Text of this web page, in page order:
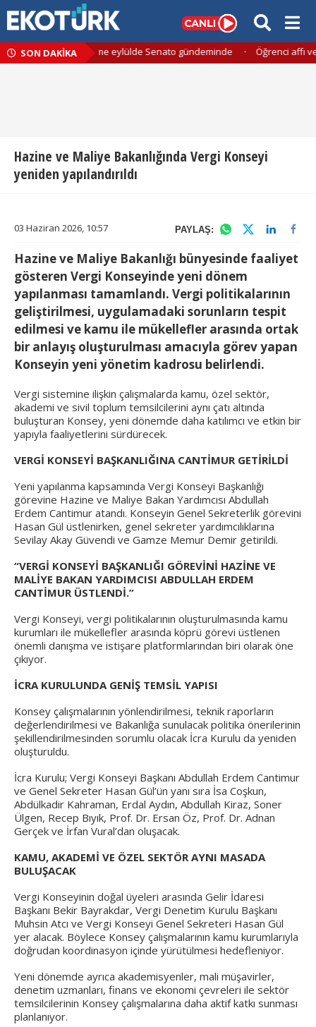
SON DAKİKA
kapsamlı düzenleme eylülde Senato gündeminde· Öğrenci affı
Hazine ve Maliye Bakanlığında Vergi Konseyi
yeniden yapılandırıldı
03 Haziran 2026, 10:57 PAYLAŞ:
Hazine ve Maliye Bakanlığı bünyesinde faaliyet
gösteren Vergi Konseyinde yeni dönem
yapılanması tamamlandı. Vergi politikalarının
geliştirilmesi, uygulamadaki sorunların tespit
edilmesi ve kamu ile mükellefler arasında ortak
bir anlayış oluşturulması amacıyla görev yapan
Konseyin yeni yönetim kadrosu belirlendi.
Vergi sistemine ilişkin çalışmalarda kamu, özel sektör,
akademi ve sivil toplum temsilcilerini aynı çatı altında
buluşturan Konsey, yeni dönemde daha katılımcı ve etkin bir
yapıyla faaliyetlerini sürdürecek.
VERGİ KONSEYİ BAŞKANLIĞINA CANTİMUR GETİRİLDİ
Yeni yapılanma kapsamında Vergi Konseyi Başkanlığı
görevine Hazine ve Maliye Bakan Yardımcısı Abdullah
Erdem Cantimur atandı. Konseyin Genel Sekreterlik görevini
Hasan Gül üstlenirken, genel sekreter yardımcılıklarına
Sevilay Akay Güvendi ve Gamze Memur Demir getirildi.
“VERGİ KONSEYİ BAŞKANLIĞI GÖREVİNİ HAZİNE VE
MALİYE BAKAN YARDIMCISI ABDULLAH ERDEM
CANTİMUR ÜSTLENDİ.”
Vergi Konseyi, vergi politikalarının oluşturulmasında kamu
kurumları ile mükellefler arasında köprü görevi üstlenen
önemli danışma ve istişare platformlarından biri olarak öne
çıkıyor.
İCRA KURULUNDA GENİŞ TEMSİL YAPISI
Konsey çalışmalarının yönlendirilmesi, teknik raporların
değerlendirilmesi ve Bakanlığa sunulacak politika önerilerinin
şekillendirilmesinden sorumlu olacak İcra Kurulu da yeniden
oluşturuldu.
İcra Kurulu; Vergi Konseyi Başkanı Abdullah Erdem Cantimur
ve Genel Sekreter Hasan Gül’ün yanı sıra İsa Coşkun,
Abdülkadir Kahraman, Erdal Aydın, Abdullah Kiraz, Soner
Ülgen, Recep Bıyık, Prof. Dr. Ersan Öz, Prof. Dr. Adnan
Gerçek ve İrfan Vural’dan oluşacak.
KAMU, AKADEMİ VE ÖZEL SEKTÖR AYNI MASADA
BULUŞACAK
Vergi Konseyinin doğal üyeleri arasında Gelir İdaresi
Başkanı Bekir Bayrakdar, Vergi Denetim Kurulu Başkanı
Muhsin Atcı ve Vergi Konseyi Genel Sekreteri Hasan Gül
yer alacak. Böylece Konsey çalışmalarının kamu kurumlarıyla
doğrudan koordinasyon içinde yürütülmesi hedefleniyor.
Yeni dönemde ayrıca akademisyenler, mali müşavirler,
denetim uzmanları, finans ve ekonomi çevreleri ile sektör
temsilcilerinin Konsey çalışmalarına daha aktif katkı sunması
planlanıyor.